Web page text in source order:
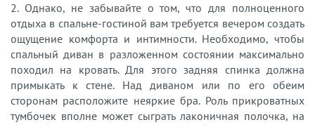
2. Однако, не забывайте о том, что для полноценного
отдыха в спальне-гостиной вам требуется вечером создать
ощущение комфорта и интимности. Необходимо, чтобы
спальный диван в разложенном состоянии максимально
походил на кровать. Для этого задняя спинка должна
примыкать к стене. Над диваном или по его обеим
сторонам расположите неяркие бра. Роль прикроватных
тумбочек вполне может сыграть лаконичная полочка, на